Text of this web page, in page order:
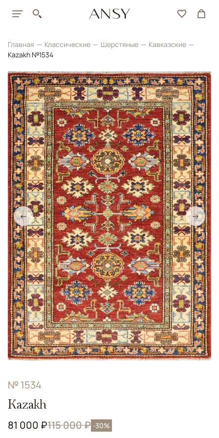
Главная Классические Шерстяные
Кавказские
Kazakh №1534
← →
№ 1534
Kazakh
81 000 ₽115 000 ₽ -30%